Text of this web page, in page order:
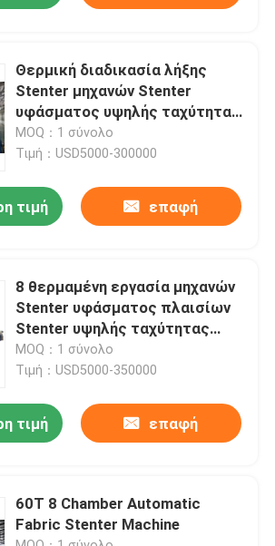
επαφή με
stenter
υφάσματος
Θερμική διαδικασία λήξης
Stenter μηχανών Stenter
υφάσματος υψηλής ταχύτητας
πετρελαίου πολυεστέρα
MOQ：1 σύνολο
Τιμή：USD5000-300000
τιμή επαφή
8 θερμαμένη εργασία μηχανών
Stenter υφάσματος πλαισίων
Stenter υψηλής ταχύτητας
αιθουσών αέριο
MOQ：1 σύνολο
Τιμή：USD5000-350000
τιμή επαφή
60T 8 Chamber Automatic
Fabric Stenter Machine